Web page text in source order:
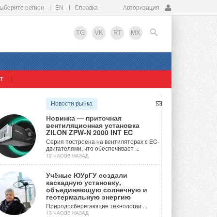
регион EN Справка Авторизация
TG VK RT MX
EN
Новости рынка
Новинка — приточная
вентиляционная установка
ZILON ZPW-N 2000 INT EC
Серия построена на вентиляторах с EC-
двигателями, что обеспечивает ...
12 ЧАСОВ НАЗАД
Учёные ЮУрГУ создали
каскадную установку,
объединяющую солнечную и
геотермальную энергию
Природосберегающие технологии ...
13 ЧАСОВ НАЗАД